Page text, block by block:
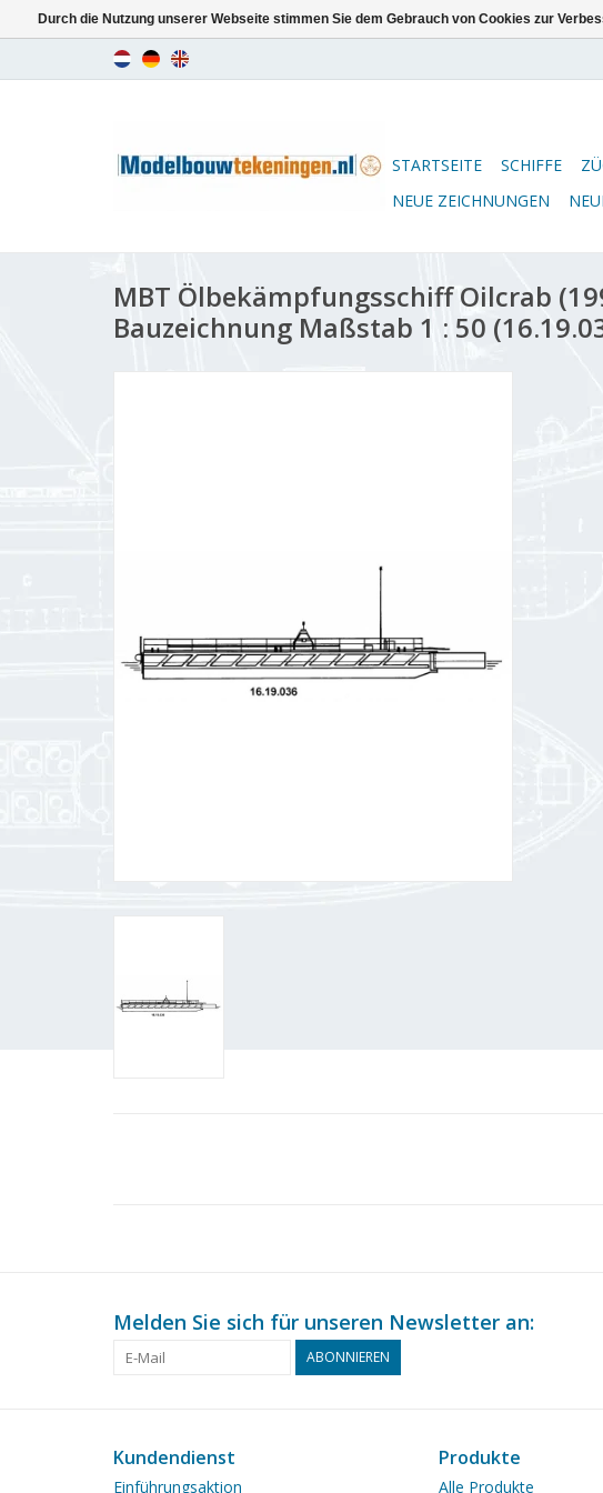
STARTSEITE SCHIFFE
NEUE ZEICHNUNGEN
MBT Ölbekämpfungsschiff Oilcrab
Bauzeichnung Maßstab 1 : 50
Melden Sie sich für unseren Newsletter an:
ABONNIEREN
Kundendienst
Einführungsaktion
Produkte
Alle Produkte
Durch die Nutzung unserer Webseite stimmen Sie dem Gebrauch von Cookies zur